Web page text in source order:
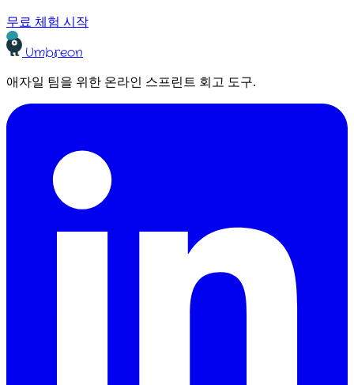
무료 체험 시작
Umbreon
애자일 팀을 위한 온라인 스프린트 회고 도구.